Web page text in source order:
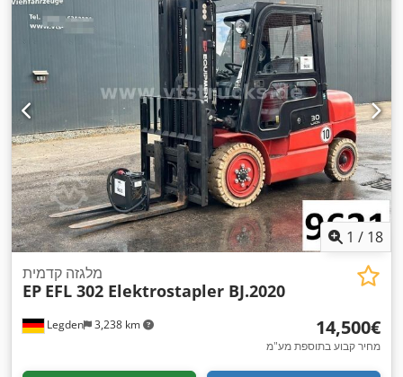
1 / 18
Legden 3,238 km
מלגזה קדמית
EP EFL 302 Elektrostapler BJ.2020
‏14,500 ‏€
מחיר קבוע בתוספת מע"מ